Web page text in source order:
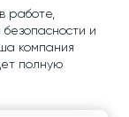
работе,
и
компания
полную